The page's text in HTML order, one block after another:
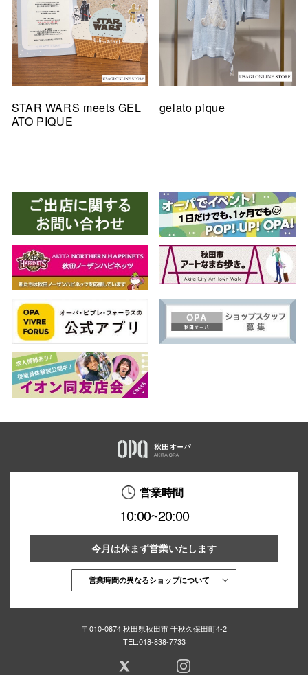
STAR WARS meets GEL
ATO PIQUE
gelato pique
営業時間
10:00~20:00
今月は休まず営業いたします
営業時間の異なるショップについて
〒010-0874 秋田県秋田市 千秋久保田町4-2
TEL:018-838-7733